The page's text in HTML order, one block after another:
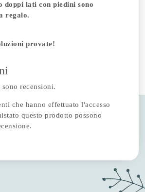
doppi lati con piedini sono
regalo.
provate!
recensioni.
che hanno effettuato l'accesso
questo prodotto possono